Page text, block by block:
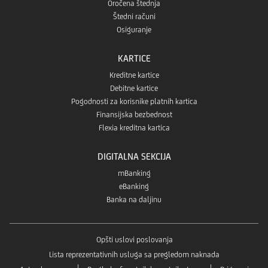
Oročena štednja
Štedni računi
Osiguranje
KARTICE
Kreditne kartice
Debitne kartice
Pogodnosti za korisnike platnih kartica
Finansijska bezbednost
Flexia kreditna kartica
DIGITALNA SEKCIJA
mBanking
eBanking
Banka na daljinu
Opšti uslovi poslovanja
Lista reprezentativnih usluga sa pregledom naknada